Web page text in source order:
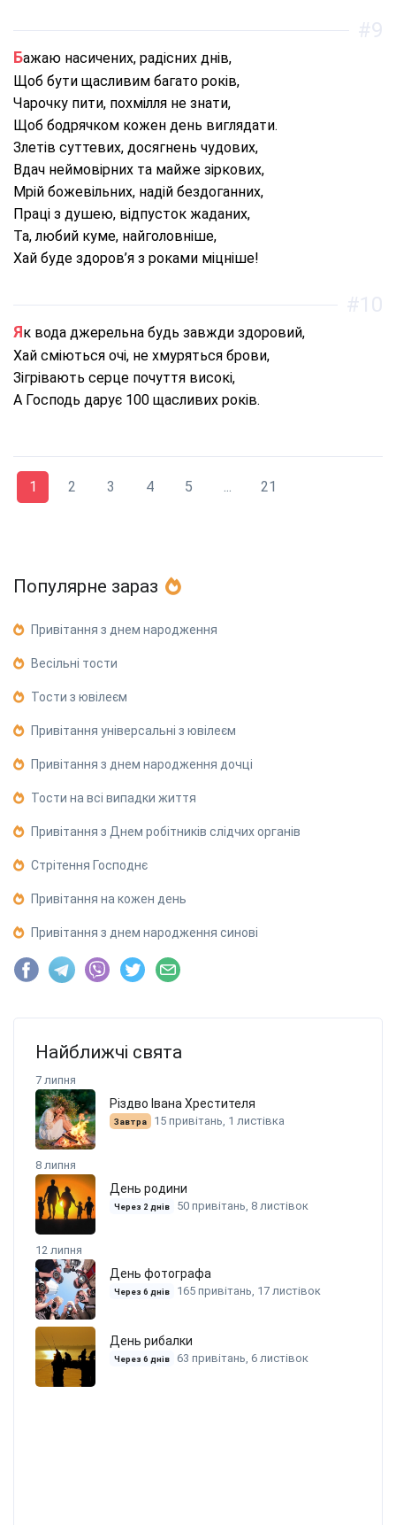
Бажаю насичених, радісних днів,
Щоб бути щасливим багато років,
Чарочку пити, похмілля не знати,
Щоб бодрячком кожен день виглядати.
Злетів суттевих, досягнень чудових,
Вдач неймовірних та майже зіркових,
Мрій божевільних, надій бездоганних,
Праці з душею, відпусток жаданих,
Та, любий куме, найголовніше,
Хай буде здоров’я з роками міцніше!
#9
Як вода джерельна будь завжди здоровий,
Хай сміються очі, не хмуряться брови,
Зігрівають серце почуття високі,
А Господь дарує 100 щасливих років.
#10
1 2 3 4 5 ... 21
Популярне зараз
Привітання з днем народження
Весільні тости
Тости з ювілеєм
Привітання універсальні з ювілеєм
Привітання з днем народження дочці
Тости на всі випадки життя
Привітання з Днем робітників слідчих органів
Стрітення Господнє
Привітання на кожен день
Привітання з днем народження синові
Найближчі свята
7 липня
Різдво Івана Хрестителя
Завтра 15 привітань, 1 листівка
8 липня
День родини
Через 2 днів 50 привітань, 8 листівок
12 липня
День фотографа
Через 6 днів 165 привітань, 17 листівок
День рибалки
Через 6 днів 63 привітань, 6 листівок